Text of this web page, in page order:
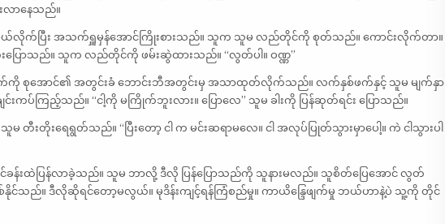
လာနေသည်။
ယ်လိုက်ပြီး အသက်ရှူမှန်အောင်ကြိုးစားသည်။ သူက သူမ လည်တိုင်ကို စုတ်သည်။ ကောင်းလိုက်တာ။
းပြောသည်။ သူက လည်တိုင်ကို ဖမ်းဆွဲထားသည်။ “လွတ်ပါ။ ဝဏ္ဏ”
စုအောင်၏ အတွင်းခံ ဘောင်းဘီအတွင်းမှ အသာထုတ်လိုက်သည်။ လက်နှစ်ဖက်နှင့် သူမ မျက်နှာ
ကပ်ကြည့်သည်။ “ငါ့ကို မကြိုက်ဘူးလား။ ပြောလေ” သူမ ခါးကို ပြန်ဆုတ်ရင်း ပြောသည်။
သူမ တီးတိုးရေရွတ်သည်။ “ပြီးတော့ ငါ က မင်းဆရာမလေ။ ငါ အလုပ်ပြုတ်သွားမှာပေါ့။ ကဲ ငါသွားပါ
းထဲပြန်လာခဲ့သည်။ သူမ ဘာလို့ ဒီလို ပြန်ပြောသည်ကို သူနားမလည်။ သူစိတ်ပြေအောင် လွတ်
ြစ်နိုင်သည်။ ဒီလိုဆိုရင်တော့မလွယ်။ မုဒိန်းကျင့်ရန်ကြံစည်မှု။ ကာယိန္ဒြေဖျက်မှု ဘယ်ဟာနဲ့ပဲ သူ့ကို တိုင်